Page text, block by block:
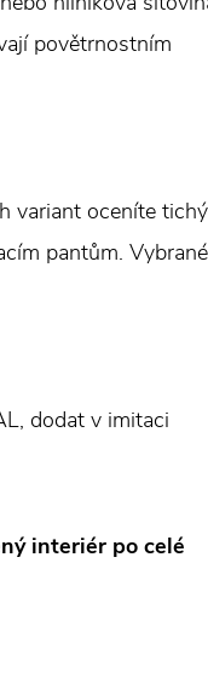
povětrnostním
variant oceníte tichý
pantům. Vybrané
dodat v imitaci
interiér po celé